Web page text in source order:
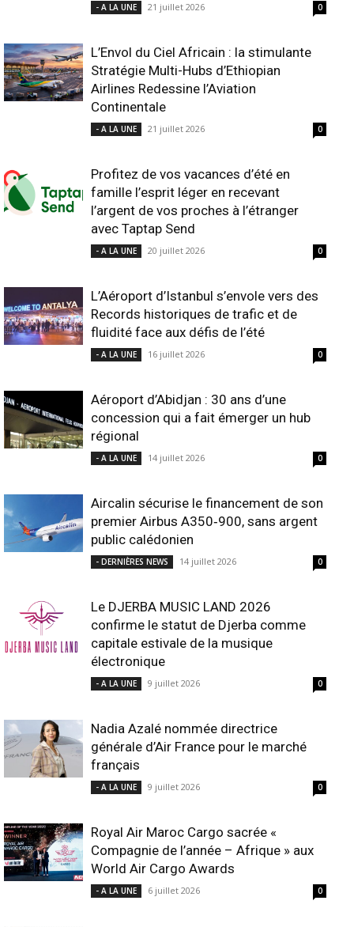
- A LA UNE 21 juillet 2026 0
L’Envol du Ciel Africain : la stimulante
Stratégie Multi-Hubs d’Ethiopian
Airlines Redessine l’Aviation
Continentale
- A LA UNE 21 juillet 2026 0
Profitez de vos vacances d’été en
famille l’esprit léger en recevant
l’argent de vos proches à l’étranger
avec Taptap Send
- A LA UNE 20 juillet 2026 0
L’Aéroport d’Istanbul s’envole vers des
Records historiques de trafic et de
fluidité face aux défis de l’été
- A LA UNE 16 juillet 2026 0
Aéroport d’Abidjan : 30 ans d’une
concession qui a fait émerger un hub
régional
- A LA UNE 14 juillet 2026 0
Aircalin sécurise le financement de son
premier Airbus A350‑900, sans argent
public calédonien
- DERNIÈRES NEWS 14 juillet 2026 0
Le DJERBA MUSIC LAND 2026
confirme le statut de Djerba comme
capitale estivale de la musique
électronique
- A LA UNE 9 juillet 2026 0
Nadia Azalé nommée directrice
générale d’Air France pour le marché
français
- A LA UNE 9 juillet 2026 0
Royal Air Maroc Cargo sacrée «
Compagnie de l’année – Afrique » aux
World Air Cargo Awards
- A LA UNE 6 juillet 2026 0